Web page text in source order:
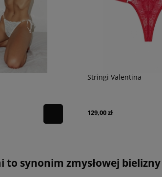
Stringi Valentina
129,00 zł
to synonim zmysłowej bielizny